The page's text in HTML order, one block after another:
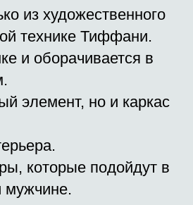
из художественного
технике Тиффани.
и оборачивается в
элемент, но и каркас
которые подойдут в
мужчине.